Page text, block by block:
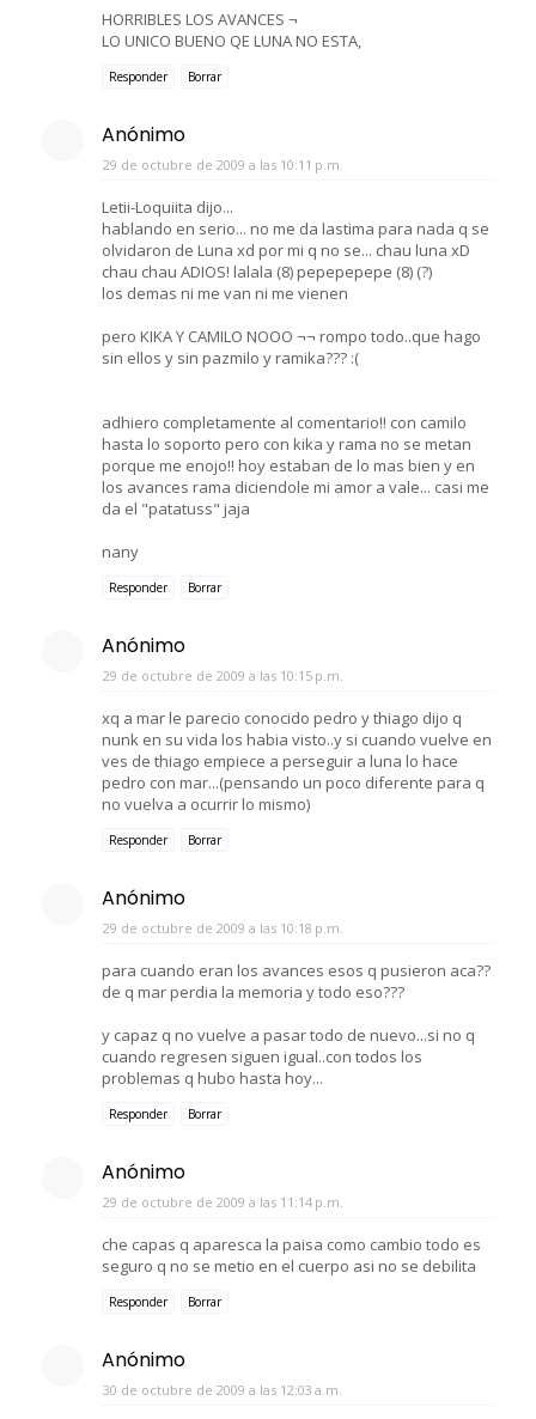
HORRIBLES LOS AVANCES ¬
LO UNICO BUENO QE LUNA NO ESTA,
Responder Borrar
Anónimo
29 de octubre de 2009 a las 10:11 p.m.
Letii-Loquiita dijo...
hablando en serio... no me da lastima para nada q se
olvidaron de Luna xd por mi q no se... chau luna xD
chau chau ADIOS! lalala (8) pepepepepe (8) (?)
los demas ni me van ni me vienen
pero KIKA Y CAMILO NOOO ¬¬ rompo todo..que hago
sin ellos y sin pazmilo y ramika??? :(
adhiero completamente al comentario!! con camilo
hasta lo soporto pero con kika y rama no se metan
porque me enojo!! hoy estaban de lo mas bien y en
los avances rama diciendole mi amor a vale... casi me
da el "patatuss" jaja
nany
Responder Borrar
Anónimo
29 de octubre de 2009 a las 10:15 p.m.
xq a mar le parecio conocido pedro y thiago dijo q
nunk en su vida los habia visto..y si cuando vuelve en
ves de thiago empiece a perseguir a luna lo hace
pedro con mar...(pensando un poco diferente para q
no vuelva a ocurrir lo mismo)
Responder Borrar
Anónimo
29 de octubre de 2009 a las 10:18 p.m.
para cuando eran los avances esos q pusieron aca??
de q mar perdia la memoria y todo eso???
y capaz q no vuelve a pasar todo de nuevo...si no q
cuando regresen siguen igual..con todos los
problemas q hubo hasta hoy...
Responder Borrar
Anónimo
29 de octubre de 2009 a las 11:14 p.m.
che capas q aparesca la paisa como cambio todo es
seguro q no se metio en el cuerpo asi no se debilita
Responder Borrar
Anónimo
30 de octubre de 2009 a las 12:03 a.m.